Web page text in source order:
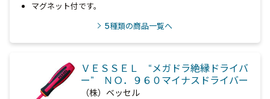
マグネット付です。
5種類の商品一覧へ
ＶＥＳＳＥＬ “メガドラ絶縁ドライバ
ー” ＮＯ．９６０マイナスドライバー
（株）ベッセル